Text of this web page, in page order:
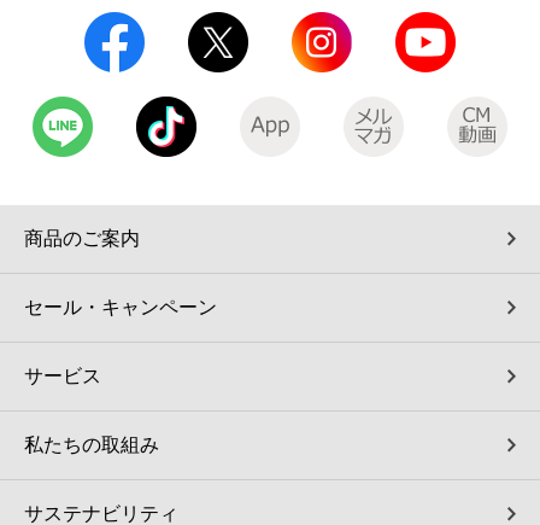
商品のご案内
セール・キャンペーン
サービス
私たちの取組み
サステナビリティ